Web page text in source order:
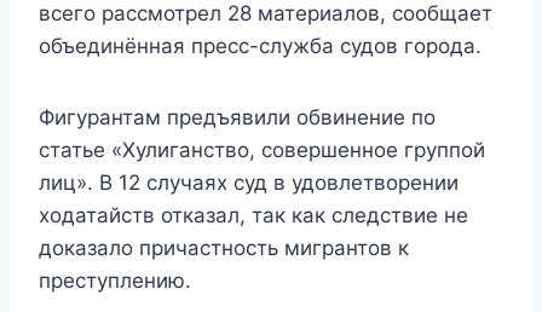
всего рассмотрел 28 материалов, сообщает
объединённая пресс-служба судов города.
Фигурантам предъявили обвинение по
статье «Хулиганство, совершенное группой
лиц». В 12 случаях суд в удовлетворении
ходатайств отказал, так как следствие не
доказало причастность мигрантов к
преступлению.